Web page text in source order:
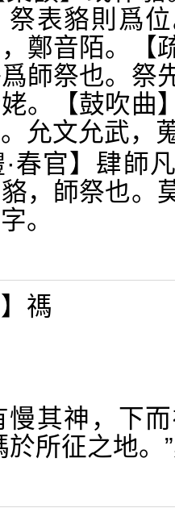
祭表貉則爲
，鄭音陌。【
爲師祭也。
。【鼓吹曲
允文允武，
春官】肆師
，師祭也
。
禡
慢其神，下
於所征之地。